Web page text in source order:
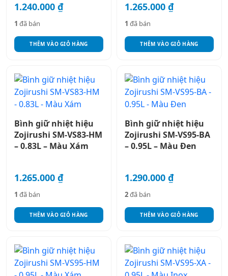
1.240.000 ₫
1 đã bán
THÊM VÀO GIỎ HÀNG
1.265.000 ₫
1 đã bán
THÊM VÀO GIỎ HÀNG
Bình giữ nhiệt hiệu
Zojirushi SM-VS83-HM
– 0.83L – Màu Xám
1.265.000 ₫
1 đã bán
THÊM VÀO GIỎ HÀNG
Bình giữ nhiệt hiệu
Zojirushi SM-VS95-BA
– 0.95L – Màu Đen
1.290.000 ₫
2đã bán
THÊM VÀO GIỎ HÀNG